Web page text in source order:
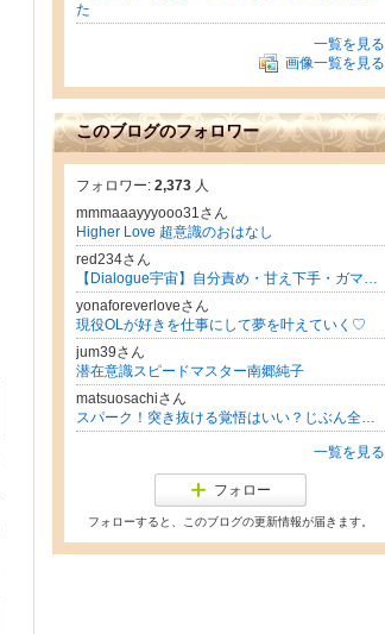
た
一覧を見る
画像一覧を見る
このブログのフォロワー
フォロワー: 2,373 人
mmmaaayyyooo31さん
Higher Love 超意識のおはなし
red234さん
【Dialogue宇宙】自分責め・甘え下手・ガマンしちゃうまじめ長女気質の繊細さんが異次元の浄化で自分大好き100%になる方法
yonaforeverloveさん
現役OLが好きを仕事にして夢を叶えていく♡
jum39さん
潜在意識スピードマスター南郷純子
matsuosachiさん
スパーク！突き抜ける覚悟はいい？じぶん全開！３姉妹の母／桁違いな幸せの新常識／お金と自分らしさの専門家【オーストラリア↔︎日本】
一覧を見る
フォロー
フォローすると、このブログの更新情報が届きます。